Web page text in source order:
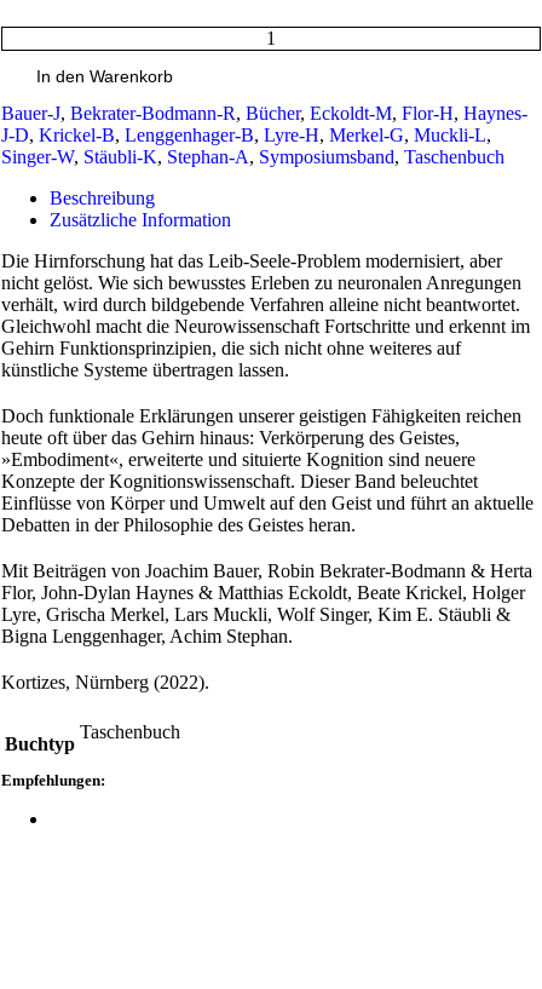
Wo
Geist?
Von
Leib
Kognition
Menge
In den Warenkorb
Bauer-J,Bekrater-Bodmann-R,Bücher,Eckoldt-M,Flor-H,Haynes-
J-D,Krickel-B,Lenggenhager-B,Lyre-H,Merkel-G,Muckli-L,
Singer-W, Stäubli-K, Stephan-A, Symposiumsband,Taschenbuch
Beschreibung
Zusätzliche Information
Die Hirnforschung hat das Leib-Seele-Problem modernisiert, aber
nicht gelöst. Wie sich bewusstes Erleben zu neuronalen Anregungen
verhält, wird durch bildgebende Verfahren alleine nicht beantwortet.
Gleichwohl macht die Neurowissenschaft Fortschritte und erkennt im
Gehirn Funktionsprinzipien, die sich nicht ohne weiteres auf
künstliche Systeme übertragen lassen.
Doch funktionale Erklärungen unserer geistigen Fähigkeiten reichen
heute oft über das Gehirn hinaus: Verkörperung des Geistes,
»Embodiment«, erweiterte und situierte Kognition sind neuere
Konzepte der Kognitionswissenschaft. Dieser Band beleuchtet
Einflüsse von Körper und Umwelt auf den Geist und führt an aktuelle
Debatten in der Philosophie des Geistes heran.
Mit Beiträgen von Joachim Bauer, Robin Bekrater-Bodmann & Herta
Flor, John-Dylan Haynes & Matthias Eckoldt, Beate Krickel, Holger
Lyre, Grischa Merkel, Lars Muckli, Wolf Singer, Kim E. Stäubli &
Bigna Lenggenhager, Achim Stephan.
Kortizes, Nürnberg (2022).
Buchtyp
Taschenbuch
Empfehlungen: